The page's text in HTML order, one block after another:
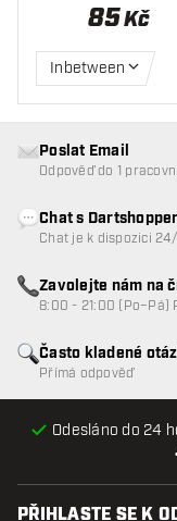
85Kč
Inbetween
Odesláno do 24
Často kladené
Přímá odpověď
Poslat Email
Odpověď do 1
Chat s Dartshopper
Chat je k dispozici
Zavolejte nám na
8:00 - 21:00 (Po–Pá)
PŘIHLASTE SE K